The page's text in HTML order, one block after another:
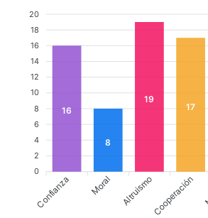
20
18
16
14
12
10
8
6
4
2
0
16
8
19
17
Confianza Moral AltruismoCooperación